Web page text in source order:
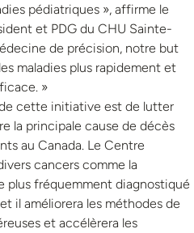
pédiatriques », affirme le
et PDG du CHU Sainte-
de précision, notre but
maladies plus rapidement et
»
cette initiative est de lutter
la principale cause de décès
au Canada. Le Centre
cancers comme la
plus fréquemment diagnostiqué
il améliorera les méthodes de
et accélèrera les